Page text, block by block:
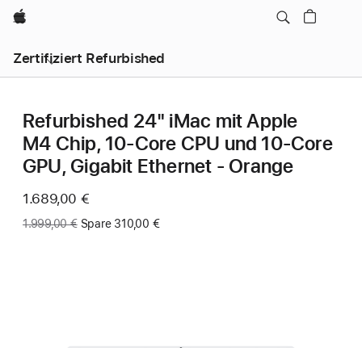
Apple
Zertifiziert Refurbished
Refurbished 24" iMac mit Apple
M4 Chip, 10‑Core CPU und 10‑Core
GPU, Gigabit Ethernet - Orange
Jetzt
1.689,00 €
Vorher:
1.999,00 € Spare 310,00 €